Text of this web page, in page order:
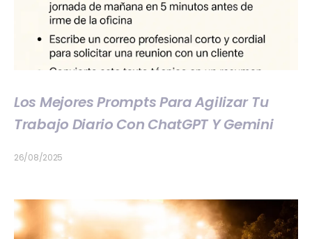
Los Mejores Prompts Para Agilizar Tu
Trabajo Diario Con ChatGPT Y Gemini
26/08/2025